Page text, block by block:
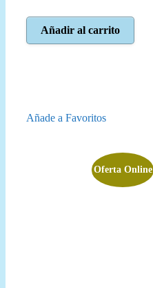
original
era:
actual
es:
Añadir al carrito
Añade a Favoritos
Oferta Online